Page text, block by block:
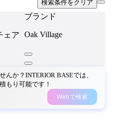
検索条件をクリア
ェア
ブランド
Oak Village
んか？INTERIOR BASEでは、
もり可能です！
Webで検索